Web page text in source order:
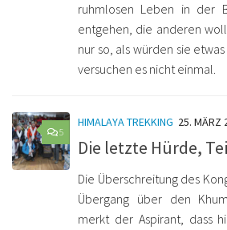
ruhmlosen Leben in der
entgehen, die anderen
nur so, als würden sie
versuchen es nicht einmal.
5
HIMALAYA TREKKING 25. MÄRZ
Die letzte Hürde,
Die Überschreitung des
Übergang über den
merkt der Aspirant, dass